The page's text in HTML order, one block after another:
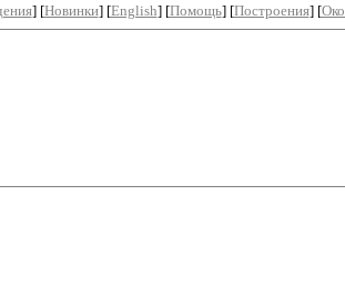
] [Новинки] [English] [Помощь] [Построения] [